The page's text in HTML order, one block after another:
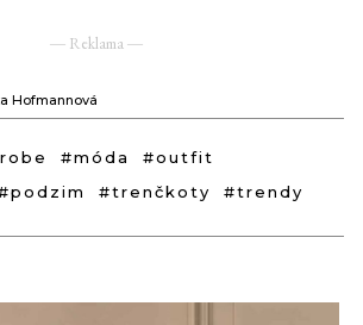
― Reklama ―
Hofmannová
#móda
#outfit
#trenčkoty #trendy